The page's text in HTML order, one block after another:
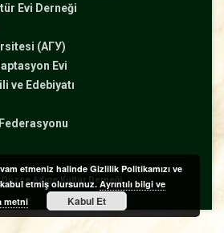
Evi Derneği
(АГУ)
Evi
ve Edebiyatı
Düzce Adıge Kültür Derneği Duyurular
etmeniz halinde Gizlilik Politikamızı ve
kabul etmiş olursunuz.Ayrıntılı bilgi ve
metni
Kabul Et